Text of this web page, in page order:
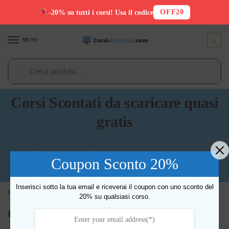
MENU
Cerca
0
Corsi Scontati da scaricare quasi
gratis
Per maggiori informazioni scrivimi a
info@downloadcorsi.com
Home Prodotti taggati “Giuseppe Moriello”
Giuseppe Moriello
Coupon Sconto 20%
Inserisci sotto la tua email e riceverai il coupon con uno sconto del
20% su qualsiasi corso.
-20% su tutti i corsi! Usa il codice OFF20